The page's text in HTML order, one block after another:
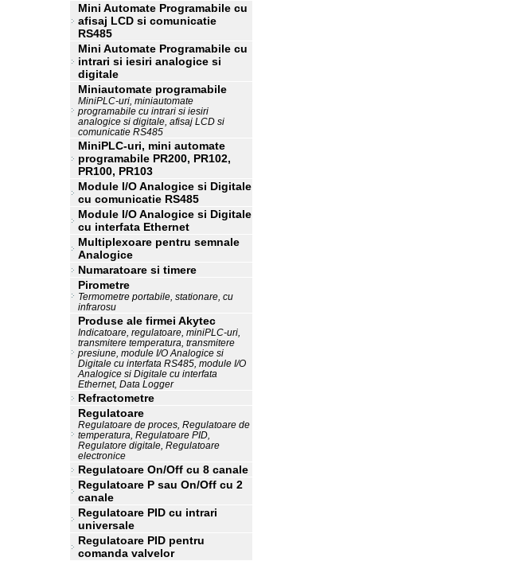
Mini Automate Programabile cu
afisaj LCD si comunicatie
RS485
Mini Automate Programabile cu
intrari si iesiri analogice si
digitale
Miniautomate programabile
MiniPLC-uri, miniautomate
programabile cu intrari si iesiri
analogice si digitale, afisaj LCD si
comunicatie RS485
MiniPLC-uri, mini automate
programabile PR200, PR102,
PR100, PR103
Module I/O Analogice si Digitale
cu comunicatie RS485
Module I/O Analogice si Digitale
cu interfata Ethernet
Multiplexoare pentru semnale
Analogice
Numaratoare si timere
Pirometre
Termometre portabile, stationare, cu
infrarosu
Produse ale firmei Akytec
Indicatoare, regulatoare, miniPLC-uri,
transmitere temperatura, transmitere
presiune, module I/O Analogice si
Digitale cu interfata RS485, module I/O
Analogice si Digitale cu interfata
Ethernet, Data Logger
Refractometre
Regulatoare
Regulatoare de proces, Regulatoare de
temperatura, Regulatoare PID,
Regulatore digitale, Regulatoare
electronice
Regulatoare On/Off cu 8 canale
Regulatoare P sau On/Off cu 2
canale
Regulatoare PID cu intrari
universale
Regulatoare PID pentru
comanda valvelor